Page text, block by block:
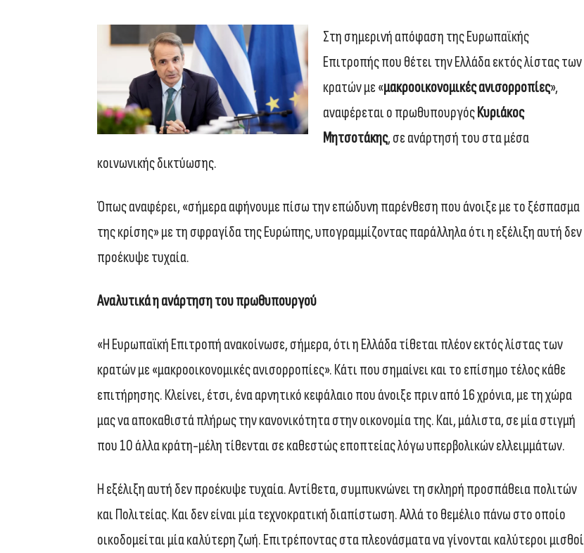
Στη σημερινή απόφαση της Ευρωπαϊκής
Επιτροπής που θέτει την Ελλάδα εκτός λίστας των
κρατών με «μακροοικονομικές ανισορροπίες»,
αναφέρεται ο πρωθυπουργόςΚυριάκος
Μητσοτάκης, σε ανάρτησή του στα μέσα
κοινωνικής δικτύωσης.
Όπως αναφέρει, «σήμερα αφήνουμε πίσω την επώδυνη παρένθεση που άνοιξε με το ξέσπασμα
της κρίσης» με τη σφραγίδα της Ευρώπης, υπογραμμίζοντας παράλληλα ότι η εξέλιξη αυτή δεν
προέκυψε τυχαία.
Αναλυτικά η ανάρτηση του πρωθυπουργού
«Η Ευρωπαϊκή Επιτροπή ανακοίνωσε, σήμερα, ότι η Ελλάδα τίθεται πλέον εκτός λίστας των
κρατών με «μακροοικονομικές ανισορροπίες». Κάτι που σημαίνει και το επίσημο τέλος κάθε
επιτήρησης. Κλείνει, έτσι, ένα αρνητικό κεφάλαιο που άνοιξε πριν από 16 χρόνια, με τη χώρα
μας να αποκαθιστά πλήρως την κανονικότητα στην οικονομία της. Και, μάλιστα, σε μία στιγμή
που 10 άλλα κράτη-μέλη τίθενται σε καθεστώς εποπτείας λόγω υπερβολικών ελλειμμάτων.
Η εξέλιξη αυτή δεν προέκυψε τυχαία. Αντίθετα, συμπυκνώνει τη σκληρή προσπάθεια πολιτών
και Πολιτείας. Και δεν είναι μία τεχνοκρατική διαπίστωση. Αλλά το θεμέλιο πάνω στο οποίο
οικοδομείται μία καλύτερη ζωή. Επιτρέποντας στα πλεονάσματα να γίνονται καλύτεροι μισθοί